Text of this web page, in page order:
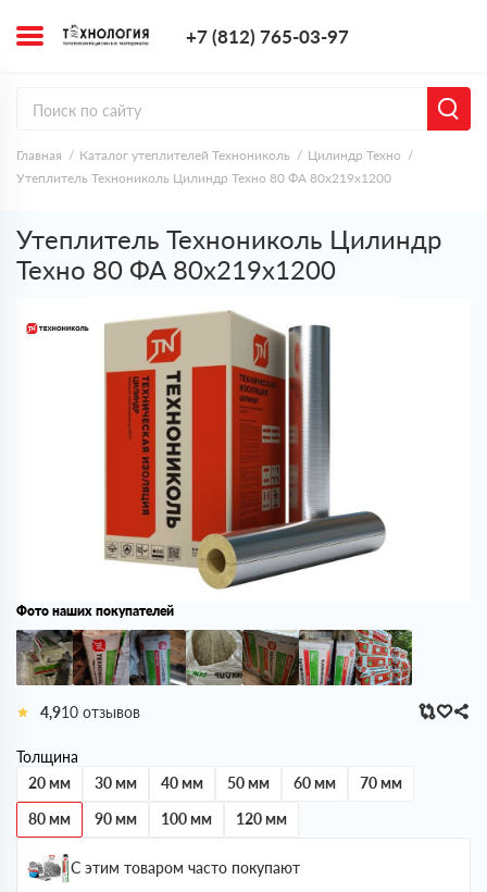
+7 (812) 765-03-97
Главная Каталог утеплителей Технониколь
Цилиндр Техно
Утеплитель Технониколь Цилиндр Техно 80 ФА 80х219х1200
Утеплитель Технониколь Цилиндр
Техно 80 ФА 80х219х1200
Фото наших покупателей
4,9 10 отзывов
Толщина
20 мм
30 мм 40 мм 50 мм 60 мм
70 мм
80 мм
90 мм 100 мм 120 мм
С этим товаром часто покупают